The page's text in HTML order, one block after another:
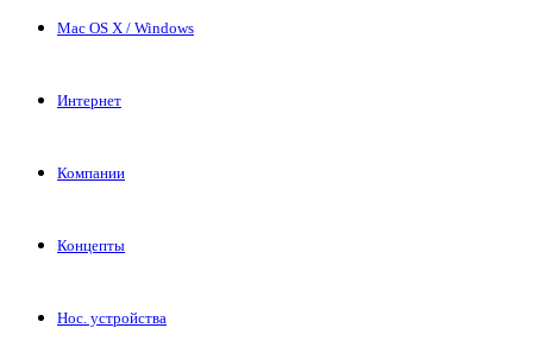
Mac OS X / Windows
Интернет
Компании
Концепты
Нос. устройства